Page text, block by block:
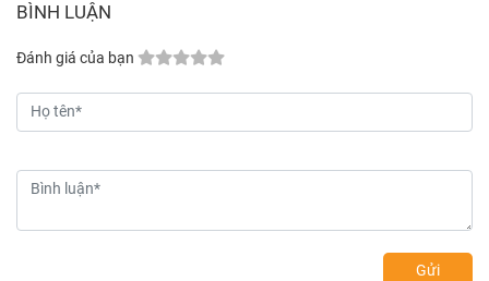
BÌNH LUẬN
Đánh giá của bạn
Gửi